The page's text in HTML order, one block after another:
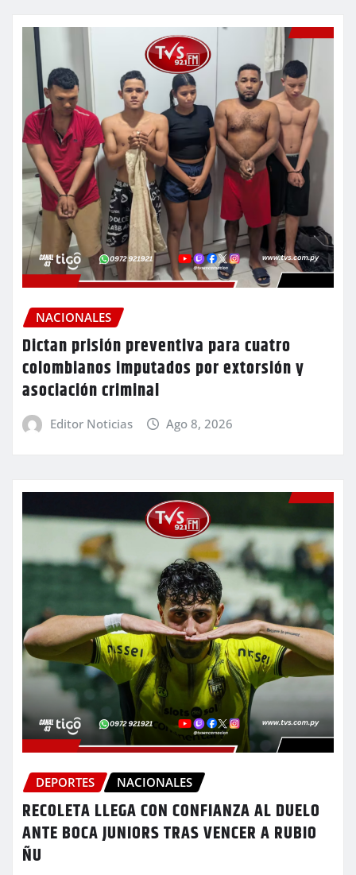
NACIONALES
Dictan prisión preventiva para cuatro
colombianos imputados por extorsión y
asociación criminal
Editor Noticias Ago 8, 2026
DEPORTES NACIONALES
RECOLETA LLEGA CON CONFIANZA AL DUELO
ANTE BOCA JUNIORS TRAS VENCER A RUBIO
ÑU